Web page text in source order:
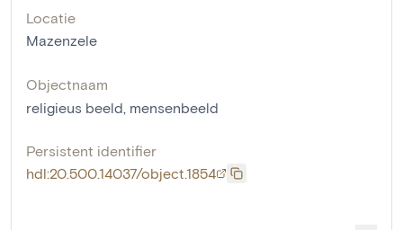
Locatie
Mazenzele
Objectnaam
religieus beeld mensenbeeld
Persistent identifier
hdl:20.500.14037/object.1854